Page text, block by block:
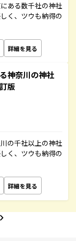
ある数千社の神社
く、ツウも納得の
詳細を見る
神奈川の神社
版
の千社以上の神社
く、ツウも納得の
詳細を見る